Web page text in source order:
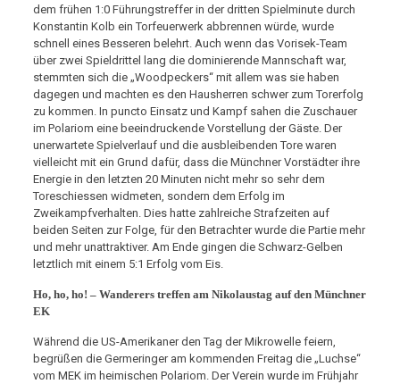
dem frühen 1:0 Führungstreffer in der dritten Spielminute durch
Konstantin Kolb ein Torfeuerwerk abbrennen würde, wurde
schnell eines Besseren belehrt. Auch wenn das Vorisek-Team
über zwei Spieldrittel lang die dominierende Mannschaft war,
stemmten sich die „Woodpeckers“ mit allem was sie haben
dagegen und machten es den Hausherren schwer zum Torerfolg
zu kommen. In puncto Einsatz und Kampf sahen die Zuschauer
im Polariom eine beeindruckende Vorstellung der Gäste. Der
unerwartete Spielverlauf und die ausbleibenden Tore waren
vielleicht mit ein Grund dafür, dass die Münchner Vorstädter ihre
Energie in den letzten 20 Minuten nicht mehr so sehr dem
Toreschiessen widmeten, sondern dem Erfolg im
Zweikampfverhalten. Dies hatte zahlreiche Strafzeiten auf
beiden Seiten zur Folge, für den Betrachter wurde die Partie mehr
und mehr unattraktiver. Am Ende gingen die Schwarz-Gelben
letztlich mit einem 5:1 Erfolg vom Eis.
Ho, ho, ho! – Wanderers treffen am Nikolaustag auf den Münchner
EK
Während die US-Amerikaner den Tag der Mikrowelle feiern,
begrüßen die Germeringer am kommenden Freitag die „Luchse“
vom MEK im heimischen Polariom. Der Verein wurde im Frühjahr